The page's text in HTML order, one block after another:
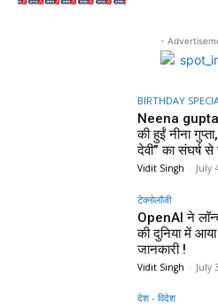
-
BIRTHDAY
Neena
की हुईं नीना
देवी” का संघर्ष
Vidit Singh - July
टेक्नोलॉजी
OpenAI ने
की दुनिया में
जानकारी !
Vidit Singh - July
देश - विदेश